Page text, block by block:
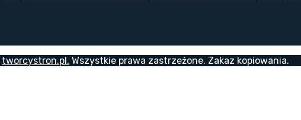
tworcystron.pl. Wszystkie prawa zastrzeżone. Zakaz kopiowania.